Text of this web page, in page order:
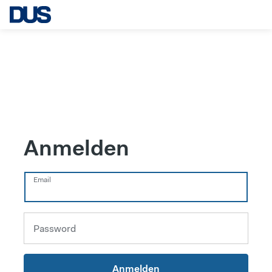
Anmelden
Email
Password
Anmelden